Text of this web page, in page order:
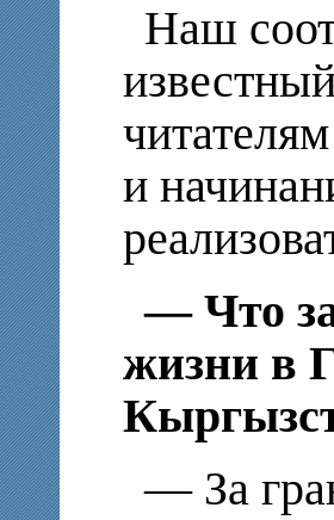
Наш
и
— Что
жизни в
— За